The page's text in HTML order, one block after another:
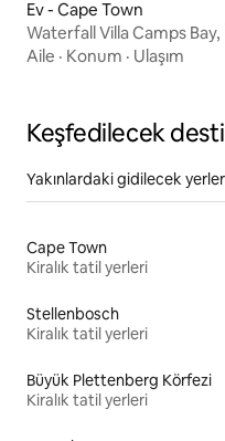
Ev - Cape Town
Waterfall Villa Camps
Aile · Konum · Ulaşım
Keşfedilecek
Yakınlardaki gidilecek yerler
Cape Town
Kiralık tatil yerleri
Stellenbosch
Kiralık tatil yerleri
Büyük Plettenberg Körfezi
Kiralık tatil yerleri